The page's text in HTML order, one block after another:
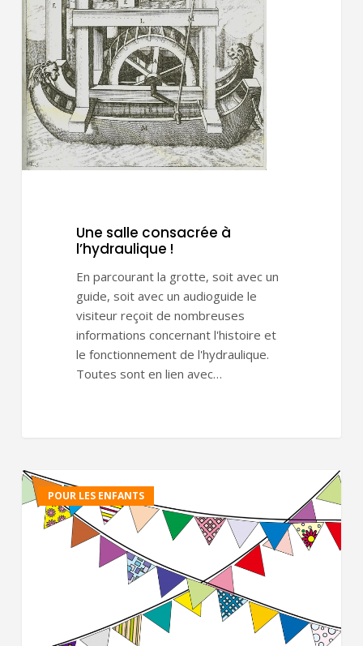
Une salle consacrée à
l’hydraulique !
En parcourant la grotte, soit avec un
guide, soit avec un audioguide le
visiteur reçoit de nombreuses
informations concernant l'histoire et
le fonctionnement de l'hydraulique.
Toutes sont en lien avec…
POUR LES ENFANTS
Fête
d’anniversaire